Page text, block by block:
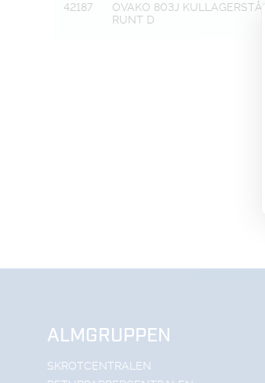
42187
OVAKO 803J KULLAGERSTÅL
RUNT D
ALMGRUPPEN
SKROTCENTRALEN